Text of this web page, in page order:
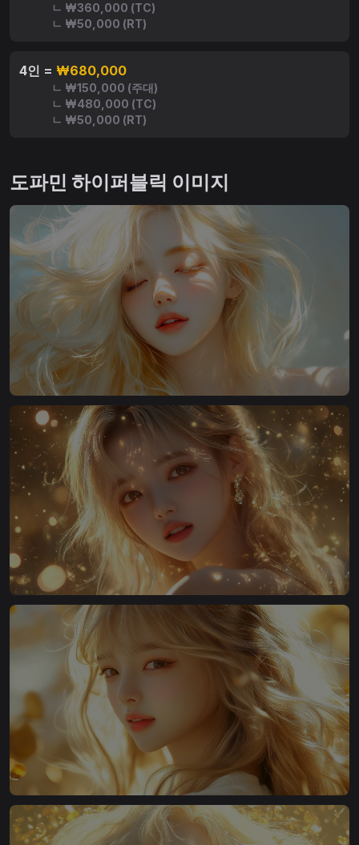
ㄴ ₩360,000 (TC)
ㄴ ₩50,000 (RT)
4인 = ₩680,000
ㄴ ₩150,000 (주대)
ㄴ ₩480,000 (TC)
ㄴ ₩50,000 (RT)
도파민 하이퍼블릭 이미지